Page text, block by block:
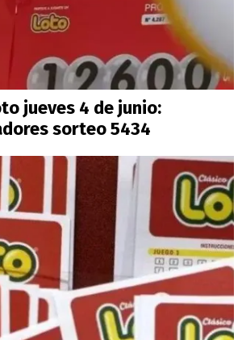
jueves 4 de junio:
sorteo 5434